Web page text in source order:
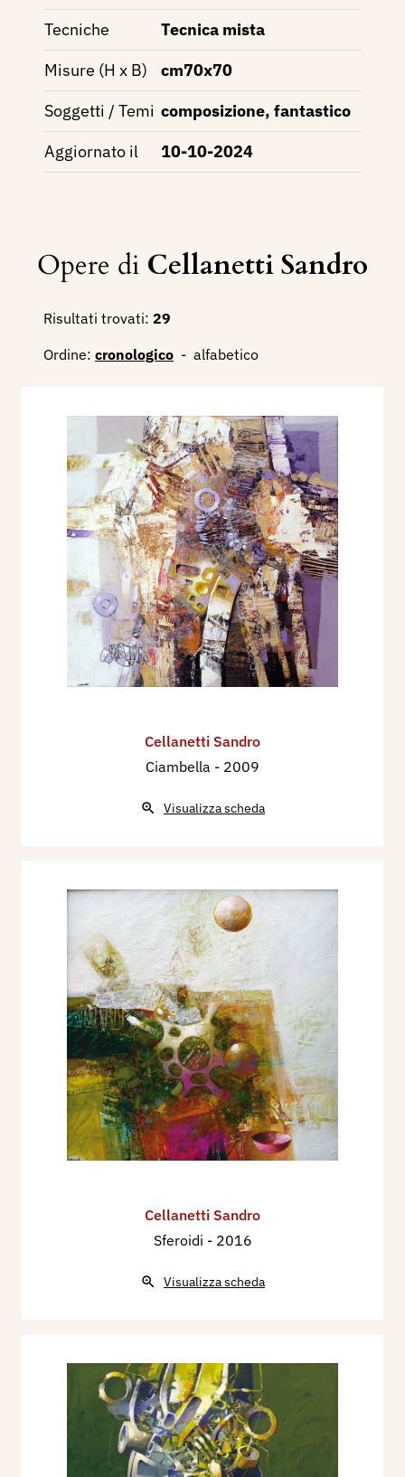
Tecniche
Tecnica mista
Misure (H x B)
cm70x70
Soggetti / Temi composizione, fantastico
Aggiornato il
10-10-2024
Opere di Cellanetti Sandro
Risultati trovati: 29
Ordine: cronologico - alfabetico
Cellanetti Sandro
Ciambella - 2009
Visualizza scheda
Cellanetti Sandro
Sferoidi - 2016
Visualizza scheda